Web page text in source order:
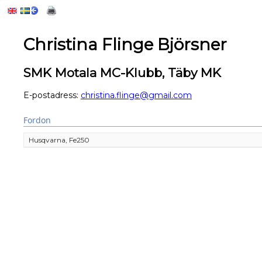
Christina Flinge Björsner
SMK Motala MC-Klubb, Täby MK
E-postadress: christina.flinge@gmail.com
Fordon
Husqvarna, Fe250